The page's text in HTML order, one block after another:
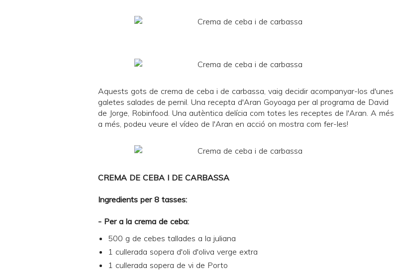
Aquests gots de crema de ceba i de carbassa, vaig decidir acompanyar-los d'unes
galetes salades de pernil. Una recepta d'Aran Goyoaga per al programa de David
de Jorge, Robinfood. Una autèntica delícia com totes les receptes de l'Aran. A més
a més, podeu veure el vídeo de l'Aran en acció on mostra com fer-les!
CREMA DE CEBA I DE CARBASSA
Ingredients per 8 tasses:
- Per a la crema de ceba:
500 g de cebes tallades a la juliana
1 cullerada sopera d'oli d'oliva verge extra
1 cullerada sopera de vi de Porto